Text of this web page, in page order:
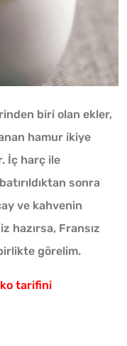
biri olan ekler,
hamur ikiye
İç harç ile
sonra
ve kahvenin
hazırsa, Fransız
görelim.
tarifini